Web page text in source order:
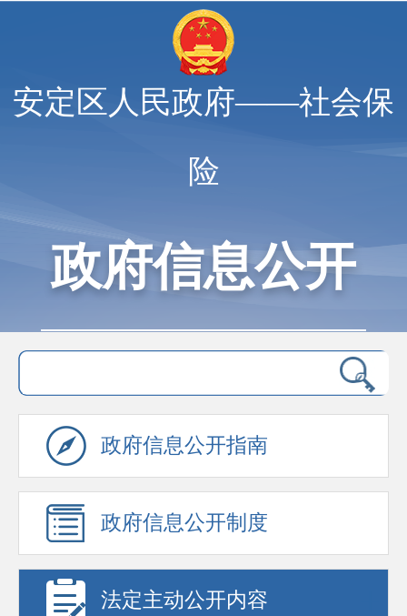
安定区人民政府——社会保
险
政府信息公开
政府信息公开指南
政府信息公开制度
法定主动公开内容